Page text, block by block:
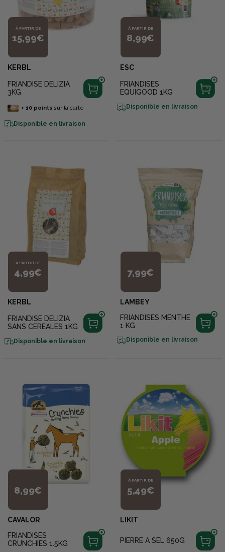
À PARTIR DE
15,99€
KERBL
FRIANDISE DELIZIA
3KG
+ 10pointssur la carte
Disponible en livraison
À PARTIR DE
8,99€
ESC
FRIANDISES
EQUIGOOD 1KG
Disponible en livraison
À PARTIR DE
4,99€
KERBL
FRIANDISE DELIZIA
SANS CEREALES 1KG
Disponible en livraison
7,99€
LAMBEY
FRIANDISES MENTHE
1 KG
Disponible en livraison
8,99€
CAVALOR
FRIANDISES
CRUNCHIES 1.5KG
À PARTIR DE
5,49€
LIKIT
PIERRE A SEL 650G